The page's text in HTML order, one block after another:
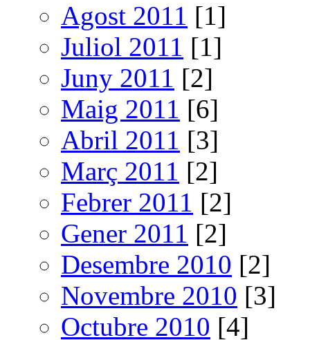
Agost 2011 [1]
Juliol 2011 [1]
Juny 2011 [2]
Maig 2011 [6]
Abril 2011 [3]
Març 2011 [2]
Febrer 2011 [2]
Gener 2011 [2]
Desembre 2010 [2]
Novembre 2010 [3]
Octubre 2010 [4]